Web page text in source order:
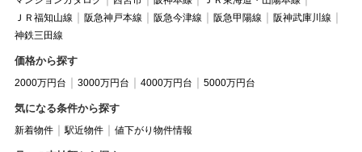
ＪＲ福知山線
阪急神戸本線 阪急今津線 阪急甲陽線
阪神武庫川線
神鉄三田線
価格から探す
2000万円台 3000万円台 4000万円台 5000万円台
気になる条件から探す
新着物件 駅近物件 値下がり物件情報